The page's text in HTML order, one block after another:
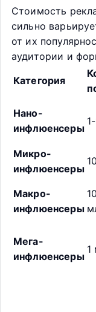
Стоимость
сильно
от их
аудитории и
Категория
Нано-
инфлюенсеры
Микро-
инфлюенсеры
Макро-
инфлюенсеры
Мега-
инфлюенсеры
1